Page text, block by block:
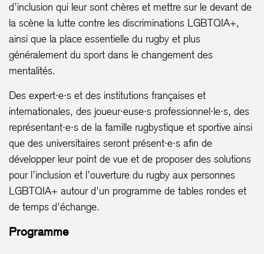
d’inclusion qui leur sont chères et mettre sur le devant de
la scène la lutte contre les discriminations LGBTQIA+,
ainsi que la place essentielle du rugby et plus
généralement du sport dans le changement des
mentalités.
Des expert·e·s et des institutions françaises et
internationales, des joueur·euse·s professionnel·le·s, des
représentant·e·s de la famille rugbystique et sportive ainsi
que des universitaires seront présent·e·s afin de
développer leur point de vue et de proposer des solutions
pour l’inclusion et l’ouverture du rugby aux personnes
LGBTQIA+ autour d'un programme de tables rondes et
de temps d'échange.
Programme